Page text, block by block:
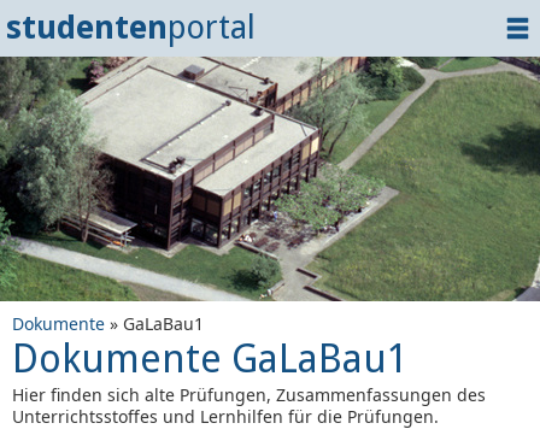
studentenportal
Home
Dokumente
Events
? Tipps
Login
Dokumente » GaLaBau1
Dokumente GaLaBau1
Hier finden sich alte Prüfungen, Zusammenfassungen des
Unterrichtsstoffes und Lernhilfen für die Prüfungen.